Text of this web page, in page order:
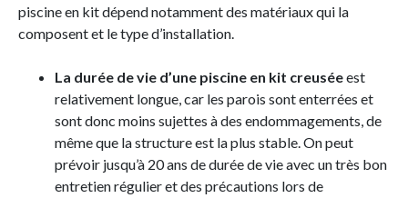
piscine en kit dépend notamment des matériaux qui la
composent et le type d’installation.
La durée de vie d’une piscine en kit creuséeest
relativement longue, car les parois sont enterrées et
sont donc moins sujettes à des endommagements, de
même que la structure est la plus stable. On peut
prévoir jusqu’à 20 ans de durée de vie avec un très bon
entretien régulier et des précautions lors de